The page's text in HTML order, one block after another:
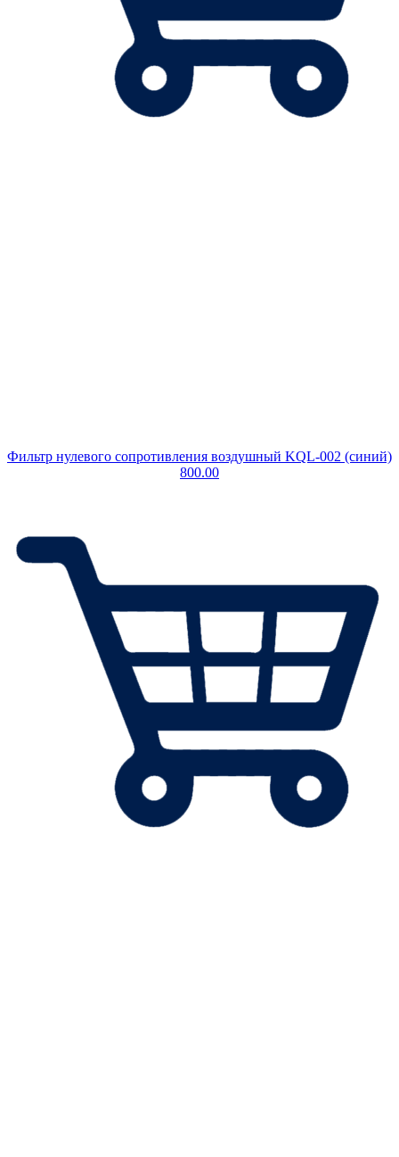
Фильтр нулевого сопротивления воздушный KQL-002 (синий)
800.00